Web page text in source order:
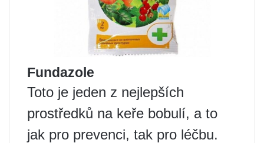
Fundazole
Toto je jeden z nejlepších
prostředků na keře bobulí, a to
jak pro prevenci, tak pro léčbu.